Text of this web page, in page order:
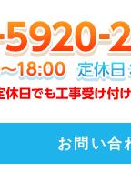
リフォ
お問い合